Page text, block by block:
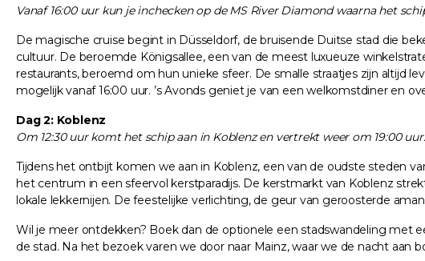
Vanaf 16:00 uur kun je inchecken op de MS River Diamond waarna het
De magische cruise begint in Düsseldorf, de bruisende Duitse stad die
cultuur. De beroemde Königsallee, een van de meest luxueuze
restaurants, beroemd om hun unieke sfeer. De smalle straatjes zijn altijd
mogelijk vanaf 16:00 uur. ’s Avonds geniet je van een welkomstdiner en
Dag 2: Koblenz
Om 12:30 uur komt het schip aan in Koblenz en vertrekt weer om 19:00 uur.
Tijdens het ontbijt komen we aan in Koblenz, een van de oudste steden
het centrum in een sfeervol kerstparadijs. De kerstmarkt van Koblenz
lokale lekkernijen. De feestelijke verlichting, de geur van geroosterde
Wil je meer ontdekken? Boek dan de optionele een stadswandeling met
de stad. Na het bezoek varen we door naar Mainz, waar we de nacht